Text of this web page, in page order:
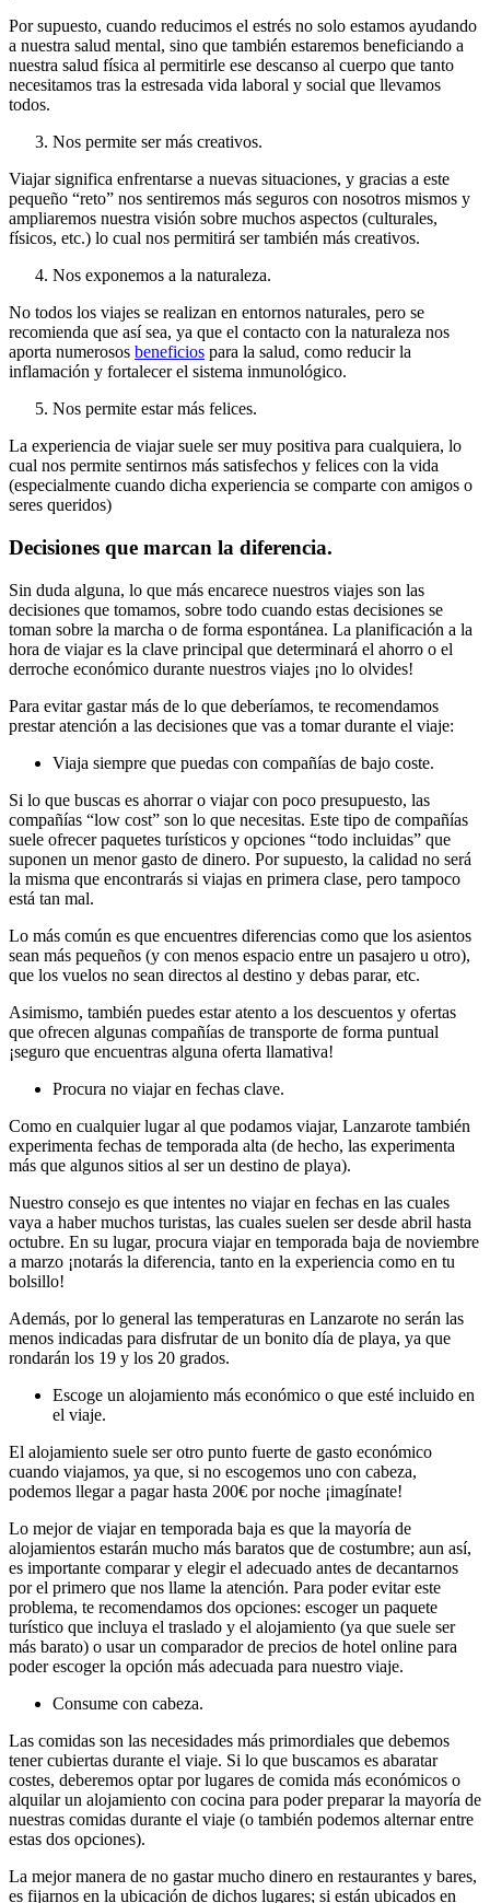
Por supuesto, cuando reducimos el estrés no solo estamos ayudando
a nuestra salud mental, sino que también estaremos beneficiando a
nuestra salud física al permitirle ese descanso al cuerpo que tanto
necesitamos tras la estresada vida laboral y social que llevamos
todos.
Nos permite ser más creativos.
Viajar significa enfrentarse a nuevas situaciones, y gracias a este
pequeño “reto” nos sentiremos más seguros con nosotros mismos y
ampliaremos nuestra visión sobre muchos aspectos (culturales,
físicos, etc.) lo cual nos permitirá ser también más creativos.
Nos exponemos a la naturaleza.
No todos los viajes se realizan en entornos naturales, pero se
recomienda que así sea, ya que el contacto con la naturaleza nos
aporta numerosos beneficios para la salud, como reducir la
inflamación y fortalecer el sistema inmunológico.
Nos permite estar más felices.
La experiencia de viajar suele ser muy positiva para cualquiera, lo
cual nos permite sentirnos más satisfechos y felices con la vida
(especialmente cuando dicha experiencia se comparte con amigos o
seres queridos)
Decisiones que marcan la diferencia.
Sin duda alguna, lo que más encarece nuestros viajes son las
decisiones que tomamos, sobre todo cuando estas decisiones se
toman sobre la marcha o de forma espontánea. La planificación a la
hora de viajar es la clave principal que determinará el ahorro o el
derroche económico durante nuestros viajes ¡no lo olvides!
Para evitar gastar más de lo que deberíamos, te recomendamos
prestar atención a las decisiones que vas a tomar durante el viaje:
Viaja siempre que puedas con compañías de bajo coste.
Si lo que buscas es ahorrar o viajar con poco presupuesto, las
compañías “low cost” son lo que necesitas. Este tipo de compañías
suele ofrecer paquetes turísticos y opciones “todo incluidas” que
suponen un menor gasto de dinero. Por supuesto, la calidad no será
la misma que encontrarás si viajas en primera clase, pero tampoco
está tan mal.
Lo más común es que encuentres diferencias como que los asientos
sean más pequeños (y con menos espacio entre un pasajero u otro),
que los vuelos no sean directos al destino y debas parar, etc.
Asimismo, también puedes estar atento a los descuentos y ofertas
que ofrecen algunas compañías de transporte de forma puntual
¡seguro que encuentras alguna oferta llamativa!
Procura no viajar en fechas clave.
Como en cualquier lugar al que podamos viajar, Lanzarote también
experimenta fechas de temporada alta (de hecho, las experimenta
más que algunos sitios al ser un destino de playa).
Nuestro consejo es que intentes no viajar en fechas en las cuales
vaya a haber muchos turistas, las cuales suelen ser desde abril hasta
octubre. En su lugar, procura viajar en temporada baja de noviembre
a marzo ¡notarás la diferencia, tanto en la experiencia como en tu
bolsillo!
Además, por lo general las temperaturas en Lanzarote no serán las
menos indicadas para disfrutar de un bonito día de playa, ya que
rondarán los 19 y los 20 grados.
Escoge un alojamiento más económico o que esté incluido en
el viaje.
El alojamiento suele ser otro punto fuerte de gasto económico
cuando viajamos, ya que, si no escogemos uno con cabeza,
podemos llegar a pagar hasta 200€ por noche ¡imagínate!
Lo mejor de viajar en temporada baja es que la mayoría de
alojamientos estarán mucho más baratos que de costumbre; aun así,
es importante comparar y elegir el adecuado antes de decantarnos
por el primero que nos llame la atención. Para poder evitar este
problema, te recomendamos dos opciones: escoger un paquete
turístico que incluya el traslado y el alojamiento (ya que suele ser
más barato) o usar un comparador de precios de hotel online para
poder escoger la opción más adecuada para nuestro viaje.
Consume con cabeza.
Las comidas son las necesidades más primordiales que debemos
tener cubiertas durante el viaje. Si lo que buscamos es abaratar
costes, deberemos optar por lugares de comida más económicos o
alquilar un alojamiento con cocina para poder preparar la mayoría de
nuestras comidas durante el viaje (o también podemos alternar entre
estas dos opciones).
La mejor manera de no gastar mucho dinero en restaurantes y bares,
es fijarnos en la ubicación de dichos lugares; si están ubicados en